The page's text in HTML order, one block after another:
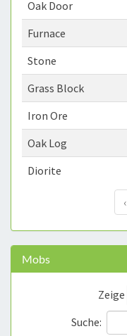
Oak Door
Furnace
Stone
Grass Block
Iron Ore
Oak Log
Diorite
‹
Mobs
Zeige
Suche: